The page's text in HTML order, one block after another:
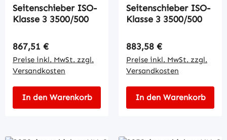
Seitenschieber ISO-
Klasse 3 3500/500
Regulärer Preis:
867,51 €
Preise inkl. MwSt. zzgl.
Versandkosten
In den Warenkorb
Seitenschieber ISO-
Klasse 3 3500/500
Regulärer Preis:
883,58 €
Preise inkl. MwSt. zzgl.
Versandkosten
In den Warenkorb